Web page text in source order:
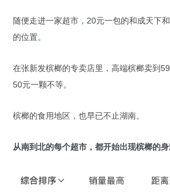
随便走进一家超市，20元一包的和成天下
的位置。
在张新发槟榔的专卖店里，高端槟榔卖到
50元一颗不等。
槟榔的食用地区，也早已不止湖南。
从南到北的每个超市，都开始出现槟榔的身